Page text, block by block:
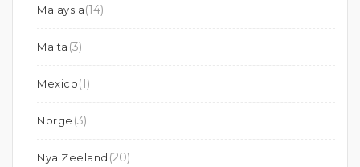
Malaysia(14)
Malta (3)
Mexico(1)
Norge (3)
Nya Zeeland (20)